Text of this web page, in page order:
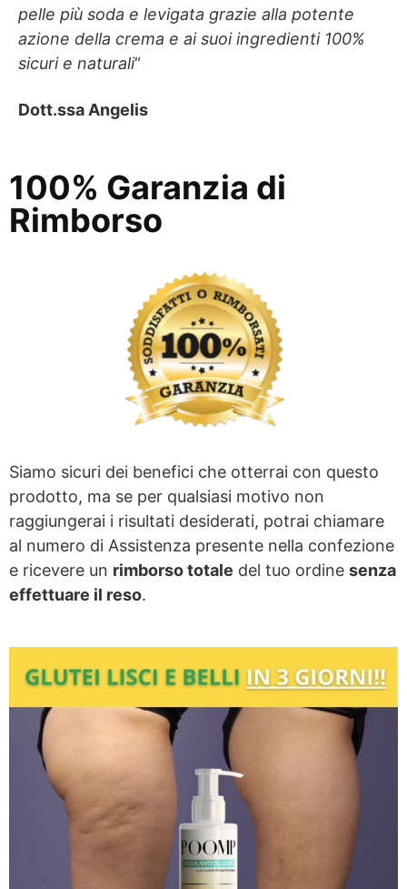
pelle più soda e levigata grazie alla potente
azione della crema e ai suoi ingredienti 100%
sicuri e naturali“
Dott.ssa Angelis
100% Garanzia di
Rimborso
Siamo sicuri dei benefici che otterrai con questo
prodotto, ma se per qualsiasi motivo non
raggiungerai i risultati desiderati, potrai chiamare
al numero di Assistenza presente nella confezione
e ricevere un rimborso totale del tuo ordine senza
effettuare il reso.